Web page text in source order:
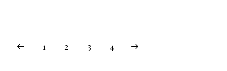
1 2 3 4
→